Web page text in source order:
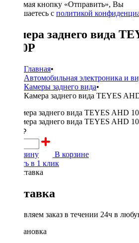
Нажимая кнопку «Отправить», Вы
соглашаетесь с политикой
Камера заднего вида
1080P
Главная•
Автомобильная электроника и
Камеры заднего вида•
Камера заднего вида TEYES
3000 ₽
В корзину
В корзине
Купить в 1 клик
Доставка
Доставляем заказ в течении 24ч в